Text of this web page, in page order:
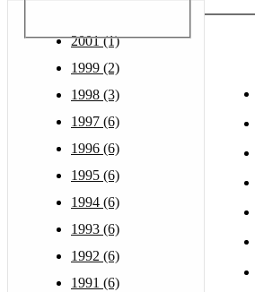
2001 (1)
1999 (2)
1998 (3)
1997 (6)
1996 (6)
1995 (6)
1994 (6)
1993 (6)
1992 (6)
1991 (6)